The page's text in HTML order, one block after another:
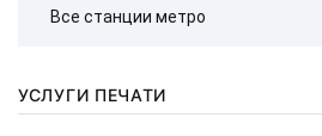
УСЛУГИ ПЕЧАТИ